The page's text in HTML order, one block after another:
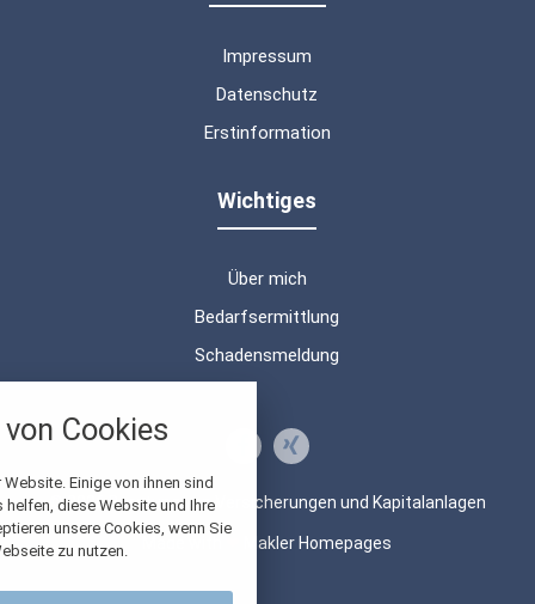
Impressum
Datenschutz
Erstinformation
Wichtiges
Über mich
Bedarfsermittlung
Schadensmeldung
© 2026 Beratung von Versicherungen und Kapitalanlagen
Makler Homepages
Cookies
Einige von ihnen sind
diese Website und Ihre
unsere Cookies, wenn Sie
zu nutzen.
alle verwendeten Cookies und
zu blockieren.
Notwendig
Performance